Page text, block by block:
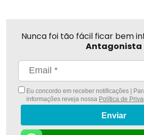
Nunca foi tão fácil ficar bem
Antagonista
Eu concordo em receber notificações |
informações reveja nossa Política de
Enviar